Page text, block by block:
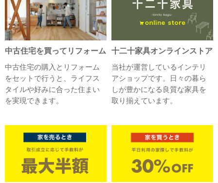
中古住宅を買ってリフォーム
中古住宅の購入とリフォーム
をセットで行うと、ライフス
タイルや好みに合った住まい
を実現できます。
十二十家具オンラインストア
当社が運営しているインテリ
アショップです。日々の暮ら
しが豊かになる良質な家具を
取り揃えています。